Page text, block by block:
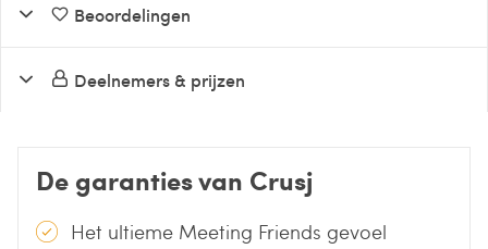
Beoordelingen
Deelnemers & prijzen
De garanties van Crusj
Het ultieme Meeting Friends gevoel